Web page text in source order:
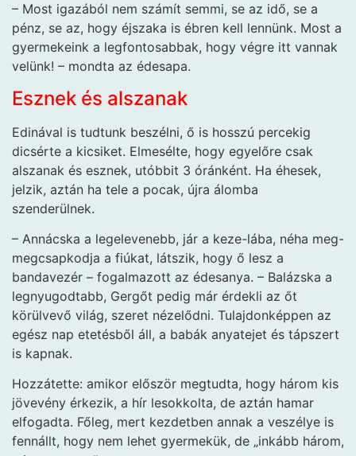
– Most igazából nem számít semmi, se az idő, se a
pénz, se az, hogy éjszaka is ébren kell lennünk. Most a
gyermekeink a legfontosabbak, hogy végre itt vannak
velünk! – mondta az édesapa.
Esznek és alszanak
Edinával is tudtunk beszélni, ő is hosszú percekig
dicsérte a kicsiket. Elmesélte, hogy egyelőre csak
alszanak és esznek, utóbbit 3 óránként. Ha éhesek,
jelzik, aztán ha tele a pocak, újra álomba
szenderülnek.
– Annácska a legelevenebb, jár a keze-lába, néha meg-
megcsapkodja a fiúkat, látszik, hogy ő lesz a
bandavezér – fogalmazott az édesanya. – Balázska a
legnyugodtabb, Gergőt pedig már érdekli az őt
körülvevő világ, szeret nézelődni. Tulajdonképpen az
egész nap etetésből áll, a babák anyatejet és tápszert
is kapnak.
Hozzátette: amikor először megtudta, hogy három kis
jövevény érkezik, a hír lesokkolta, de aztán hamar
elfogadta. Főleg, mert kezdetben annak a veszélye is
fennállt, hogy nem lehet gyermekük, de „inkább három,